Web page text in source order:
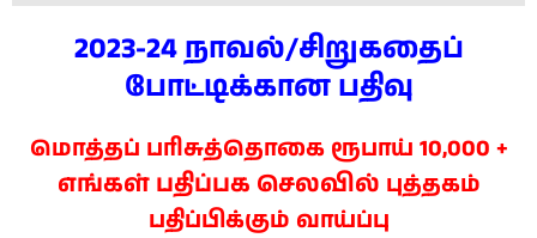
2023-24 நாவல்/சிறுகதைப்
போட்டிக்கான பதிவு
மொத்தப் பரிசுத்தொகை ரூபாய் 10,000 +
எங்கள் பதிப்பக செலவில் புத்தகம்
பதிப்பிக்கும் வாய்ப்பு